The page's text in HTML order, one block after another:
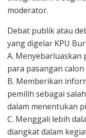
moderator.
Debat publik atau
yang digelar KPU
A. Menyebarluaskan
para pasangan
B. Memberikan
pemilih sebagai
dalam menentukan
C. Menggali lebih
diangkat dalam